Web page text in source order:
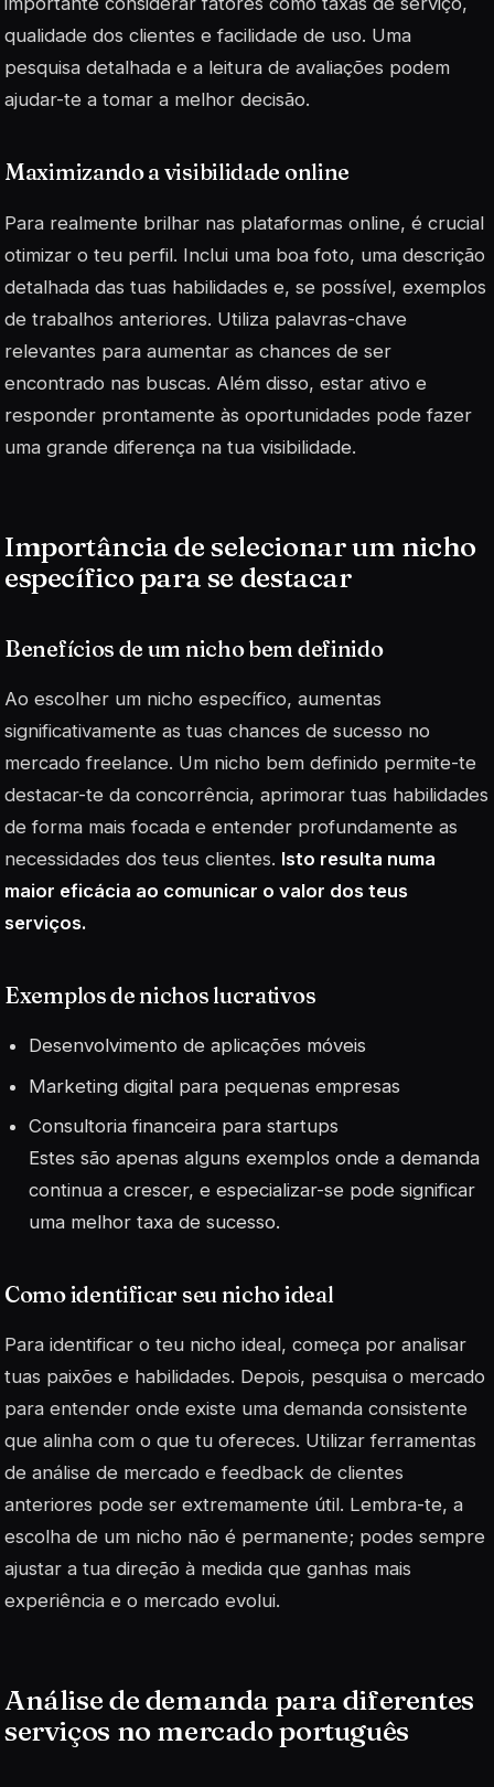
qualidade dos clientes e facilidade de uso. Uma
pesquisa detalhada e a leitura de avaliações podem
ajudar-te a tomar a melhor decisão.
Maximizando a visibilidade online
Para realmente brilhar nas plataformas online, é crucial
otimizar o teu perfil. Inclui uma boa foto, uma descrição
detalhada das tuas habilidades e, se possível, exemplos
de trabalhos anteriores. Utiliza palavras-chave
relevantes para aumentar as chances de ser
encontrado nas buscas. Além disso, estar ativo e
responder prontamente às oportunidades pode fazer
uma grande diferença na tua visibilidade.
Importância de selecionar um nicho
específico para se destacar
Benefícios de um nicho bem definido
Ao escolher um nicho específico, aumentas
significativamente as tuas chances de sucesso no
mercado freelance. Um nicho bem definido permite-te
destacar-te da concorrência, aprimorar tuas habilidades
de forma mais focada e entender profundamente as
necessidades dos teus clientes. Isto resulta numa
maior eficácia ao comunicar o valor dos teus
serviços.
Exemplos de nichos lucrativos
Desenvolvimento de aplicações móveis
Marketing digital para pequenas empresas
Consultoria financeira para startups
Estes são apenas alguns exemplos onde a demanda
continua a crescer, e especializar-se pode significar
uma melhor taxa de sucesso.
Como identificar seu nicho ideal
Para identificar o teu nicho ideal, começa por analisar
tuas paixões e habilidades. Depois, pesquisa o mercado
para entender onde existe uma demanda consistente
que alinha com o que tu ofereces. Utilizar ferramentas
de análise de mercado e feedback de clientes
anteriores pode ser extremamente útil. Lembra-te, a
escolha de um nicho não é permanente; podes sempre
ajustar a tua direção à medida que ganhas mais
experiência e o mercado evolui.
Análise de demanda para diferentes
serviços no mercado português